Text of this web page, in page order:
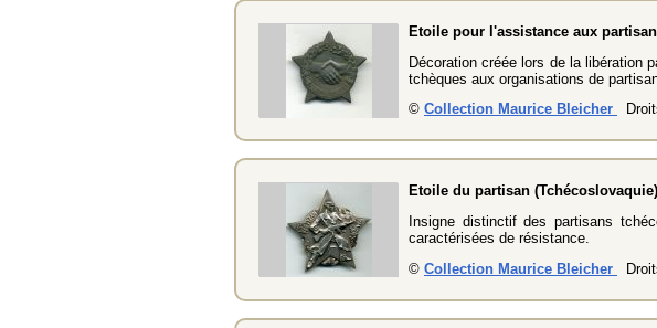
Etoile pour l'assistance aux
Décoration créée lors de la libération
tchèques aux organisations de
© Collection Maurice Bleicher
Etoile du partisan (Tchécoslovaquie)
Insigne distinctif des partisans
caractérisées de résistance.
© Collection Maurice Bleicher